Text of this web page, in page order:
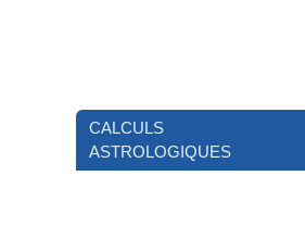
CALCULS
ASTROLOGIQUES